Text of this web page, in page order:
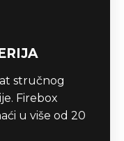
stručnog
Firebox
u više od 20